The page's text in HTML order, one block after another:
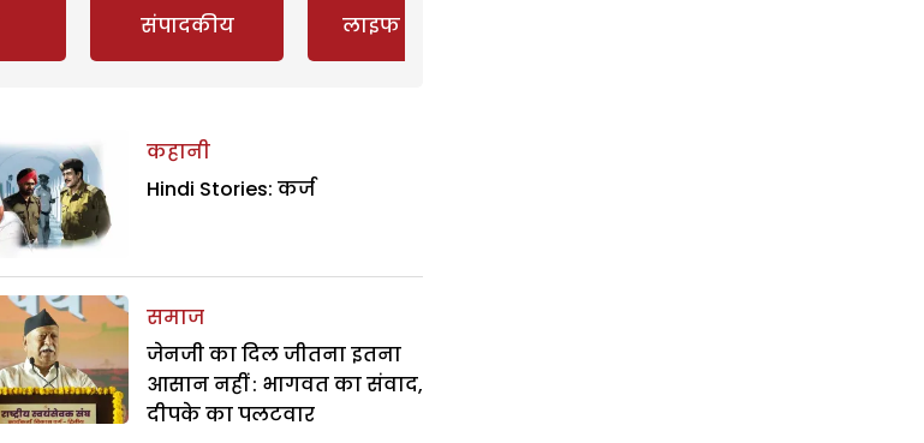
संपादकीय लाइफ स्टाइल
कहानी
Hindi Stories: कर्ज
समाज
जेनजी का दिल जीतना इतना
आसान नहीं : भागवत का संवाद,
दीपके का पलटवार